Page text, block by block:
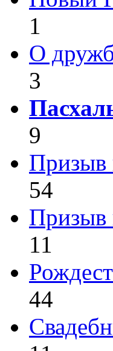
1
О
3
9
Призыв
54
Призыв
11
44